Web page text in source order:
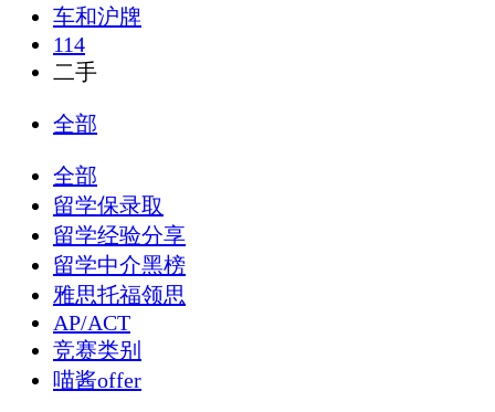
车和沪牌
114
二手
全部
全部
留学保录取
留学经验分享
留学中介黑榜
雅思托福领思
AP/ACT
竞赛类别
喵酱offer